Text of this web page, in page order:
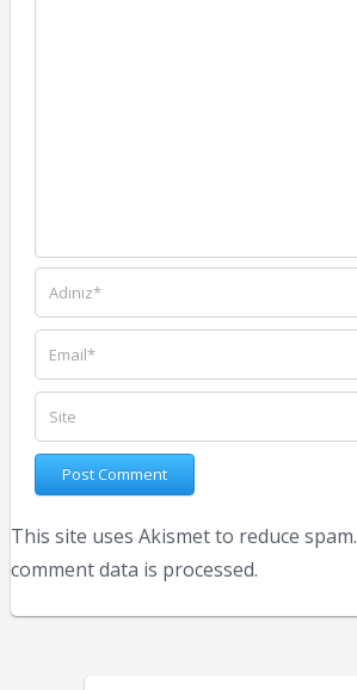
This site uses Akismet to reduce spam.
comment data is processed.